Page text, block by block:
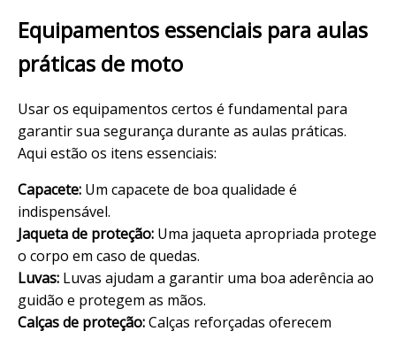
Equipamentos essenciais para aulas
práticas de moto
Usar os equipamentos certos é fundamental para
garantir sua segurança durante as aulas práticas.
Aqui estão os itens essenciais:
Capacete: Um capacete de boa qualidade é
indispensável.
Jaqueta de proteção: Uma jaqueta apropriada protege
o corpo em caso de quedas.
Luvas: Luvas ajudam a garantir uma boa aderência ao
guidão e protegem as mãos.
Calças de proteção:Calças reforçadas oferecem